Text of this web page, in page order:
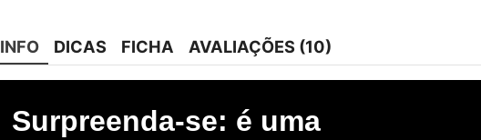
INFO DICAS FICHA AVALIAÇÕES (10)
Surpreenda-se: é uma